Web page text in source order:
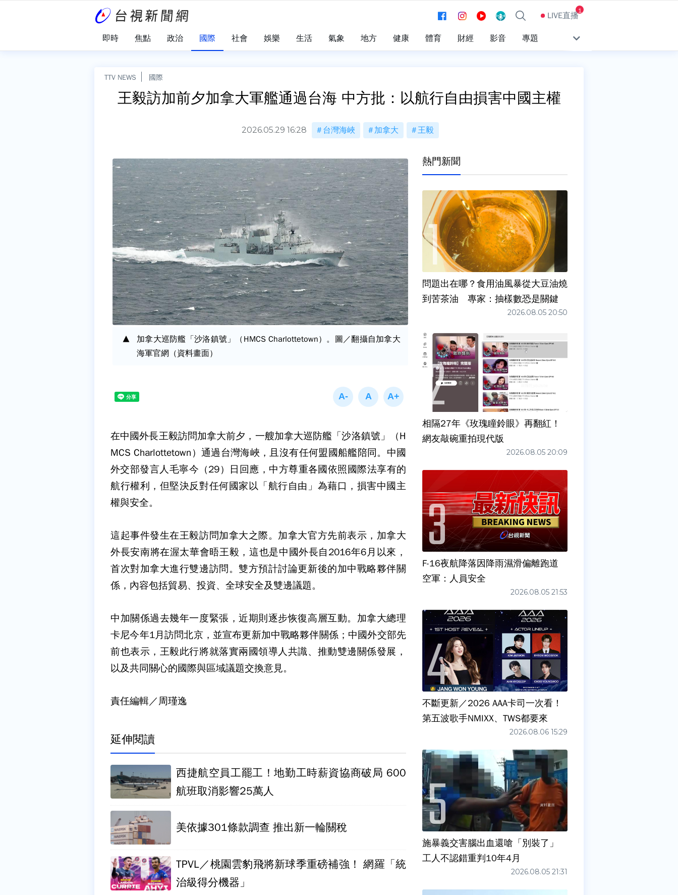
LIVE直播1
即時 焦點 政治 國際 社會 娛樂 生活 氣象 地方 健康 體育 財經 影音 專題
TTV NEWS 國際
王毅訪加前夕加拿大軍艦通過台海 中方批：以航行自由損害中國主權
2026.05.29 16:28 台灣海峽 加拿大 王毅
加拿大巡防艦「沙洛鎮號」（HMCS Charlottetown）。圖／翻攝自加拿大
海軍官網（資料畫面）
在中國外長王毅訪問加拿大前夕，一艘加拿大巡防艦「沙洛鎮號」（H
MCS Charlottetown）通過台灣海峽，且沒有任何盟國船艦陪同。中國
外交部發言人毛寧今（29）日回應，中方尊重各國依照國際法享有的
航行權利，但堅決反對任何國家以「航行自由」為藉口，損害中國主
權與安全。
這起事件發生在王毅訪問加拿大之際。加拿大官方先前表示，加拿大
外長安南將在渥太華會晤王毅，這也是中國外長自2016年6月以來，
首次對加拿大進行雙邊訪問。雙方預計討論更新後的加中戰略夥伴關
係，內容包括貿易、投資、全球安全及雙邊議題。
中加關係過去幾年一度緊張，近期則逐步恢復高層互動。加拿大總理
卡尼今年1月訪問北京，並宣布更新加中戰略夥伴關係；中國外交部先
前也表示，王毅此行將就落實兩國領導人共識、推動雙邊關係發展，
以及共同關心的國際與區域議題交換意見。
責任編輯／周瑾逸
延伸閱讀
西捷航空員工罷工！地勤工時薪資協商破局 600
航班取消影響25萬人
美依據301條款調查 推出新一輪關稅
TPVL／桃園雲豹飛將新球季重磅補強！ 網羅「統
治級得分機器」
熱門新聞
問題出在哪？食用油風暴從大豆油燒
到苦茶油 專家：抽樣數恐是關鍵
2026.08.05 20:50
相隔27年《玫瑰瞳鈴眼》再翻紅！
網友敲碗重拍現代版
2026.08.05 20:09
F-16夜航降落因降雨濕滑偏離跑道
空軍：人員安全
2026.08.05 21:53
不斷更新／2026 AAA卡司一次看！
第五波歌手NMIXX、TWS都要來
2026.08.06 15:29
施暴義交害腦出血還嗆「別裝了」
工人不認錯重判10年4月
2026.08.05 21:31